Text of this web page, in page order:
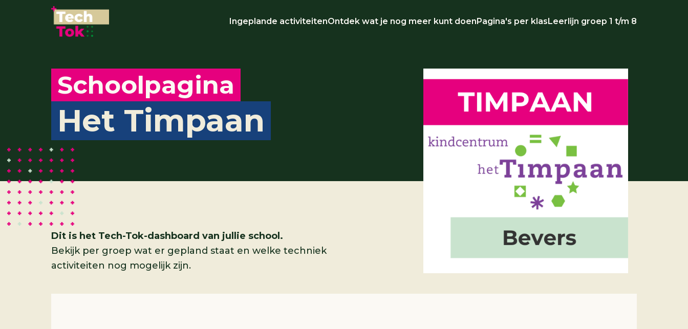
Ingeplande activiteitenOntdek wat je nog meer kunt doenPagina's per klasLeerlijn groep 1 t/m 8
Schoolpagina
Het Timpaan
Dit is het Tech-Tok-dashboard van jullie school.
Bekijk per groep wat er gepland staat en welke techniek
activiteiten nog mogelijk zijn.